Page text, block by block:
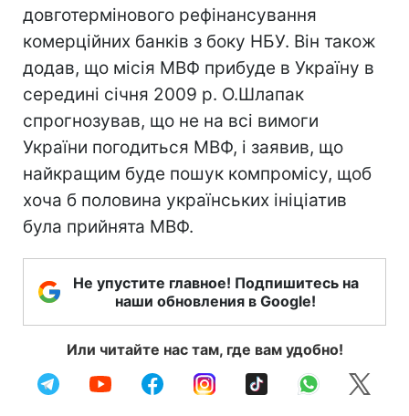
довготермінового рефінансування
комерційних банків з боку НБУ. Він також
додав, що місія МВФ прибуде в Україну в
середині січня 2009 р. О.Шлапак
спрогнозував, що не на всі вимоги
України погодиться МВФ, і заявив, що
найкращим буде пошук компромісу, щоб
хоча б половина українських ініціатив
була прийнята МВФ.
Не упустите главное! Подпишитесь на
наши обновления в Google!
Или читайте нас там, где вам удобно!